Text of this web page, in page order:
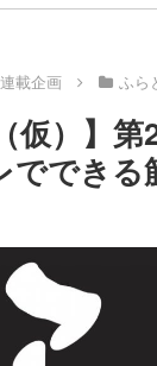
連載企画 ふら
仮）】
ででき